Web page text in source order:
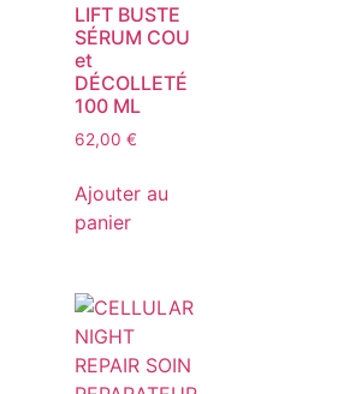
LIFT BUSTE
SÉRUM COU
et
DÉCOLLETÉ
100 ML
62,00 €
Ajouter au
panier